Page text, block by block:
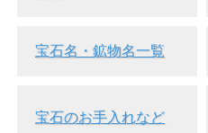
宝石名・鉱物名一覧
宝石のお手入れなど